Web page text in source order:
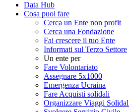
Data Hub
Cosa puoi fare
Cerca un Ente non profit
Cerca una Fondazione
Fai crescere il tuo Ente
Informati sul Terzo Settore
Un ente per
Fare Volontariato
Assegnare 5x1000
Emergenza Ucraina
Fare Acquisti solidali
Organizzare Viaggi